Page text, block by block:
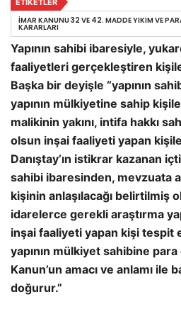
Yapının sahibi ibaresiyle,
faaliyetleri gerçekleştiren
Başka bir deyişle “yapının
yapının mülkiyetine sahip
malikinin yakını, intifa hakkı
olsun inşai faaliyeti yapan
Danıştay’ın istikrar kazanan
sahibi ibaresinden, mevzuata
kişinin anlaşılacağı belirtilmiş
idarelerce gerekli araştırma
inşai faaliyeti yapan kişi tespit
yapının mülkiyet sahibine
Kanun’un amacı ve anlamı ile
doğurur.”
ETIKETLER
İMAR KANUNU 32 VE 42. MADDE YIKIM VE
KARARLARI